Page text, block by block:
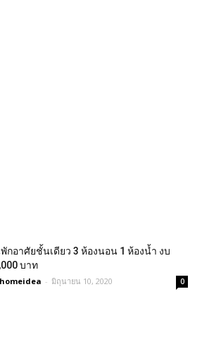
กอาศัยชั้นเดียว 3 ห้องนอน 1 ห้องน้ำ งบ
บาท
- มิถุนายน 10, 2020 0